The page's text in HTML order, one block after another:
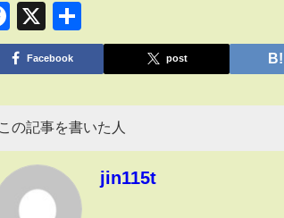
Facebook
X
有
Facebook post
この記事を書いた人
jin115t